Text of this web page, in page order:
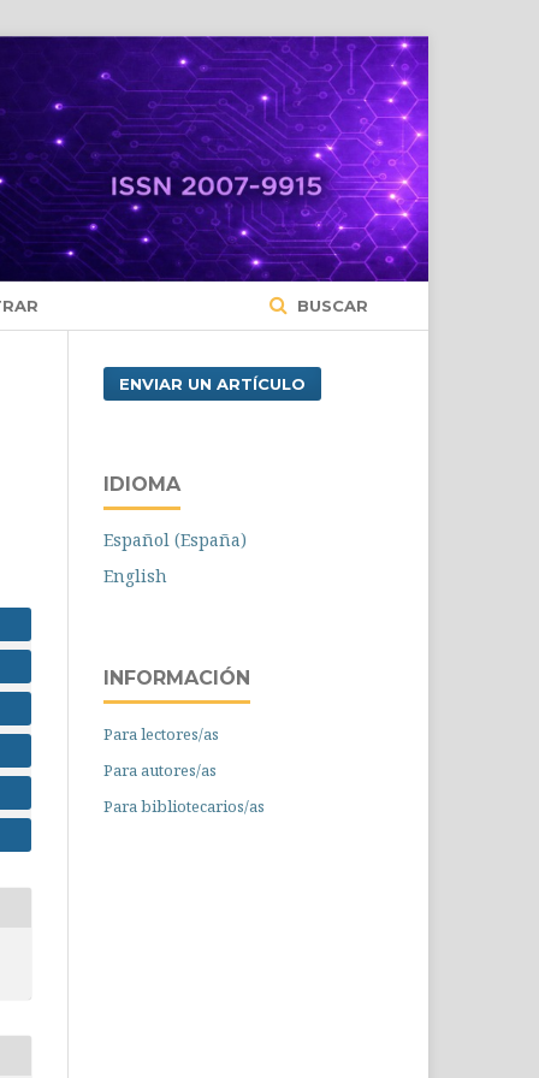
BUSCAR
ENVIAR UN ARTÍCULO
IDIOMA
Español (España)
English
INFORMACIÓN
Para lectores/as
Para autores/as
Para bibliotecarios/as